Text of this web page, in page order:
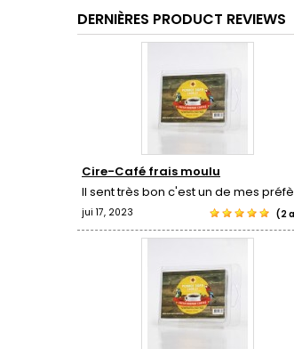
DERNIÈRES PRODUCT REVIEWS
Cire-Café frais moulu
Il sent très bon c'est un de mes
jui 17, 2023 (2